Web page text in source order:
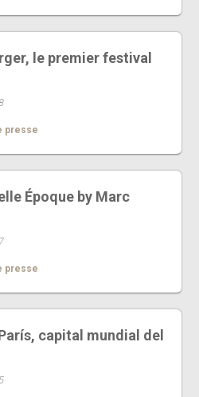
le premier festival
presse
Époque by Marc
presse
capital mundial del